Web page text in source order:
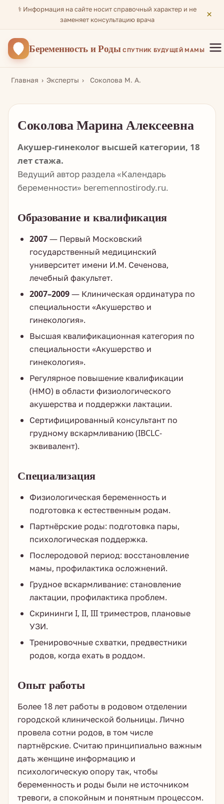
⚕️ Информация на сайте носит справочный характер и не
заменяет консультацию врача
×
Беременностьи Роды СПУТНИК БУДУЩЕЙ МАМЫ
Главная Эксперты Соколова М. А.
Соколова Марина Алексеевна
Акушер-гинеколог высшей категории, 18
лет стажа.
Ведущий автор раздела «Календарь
беременности» beremennostirody.ru.
Образование и квалификация
2007— Первый Московский
государственный медицинский
университет имени И.М. Сеченова,
лечебный факультет.
2007–2009— Клиническая ординатура по
специальности «Акушерство и
гинекология».
Высшая квалификационная категория по
специальности «Акушерство и
гинекология».
Регулярное повышение квалификации
(НМО) в области физиологического
акушерства и поддержки лактации.
Сертифицированный консультант по
грудному вскармливанию (IBCLC-
эквивалент).
Специализация
Физиологическая беременность и
подготовка к естественным родам.
Партнёрские роды: подготовка пары,
психологическая поддержка.
Послеродовой период: восстановление
мамы, профилактика осложнений.
Грудное вскармливание: становление
лактации, профилактика проблем.
Скрининги I, II, III триместров, плановые
УЗИ.
Тренировочные схватки, предвестники
родов, когда ехать в роддом.
Опыт работы
Более 18 лет работы в родовом отделении
городской клинической больницы. Лично
провела сотни родов, в том числе
партнёрские. Считаю принципиально важным
дать женщине информацию и
психологическую опору так, чтобы
беременность и роды были не источником
тревоги, а спокойным и понятным процессом.